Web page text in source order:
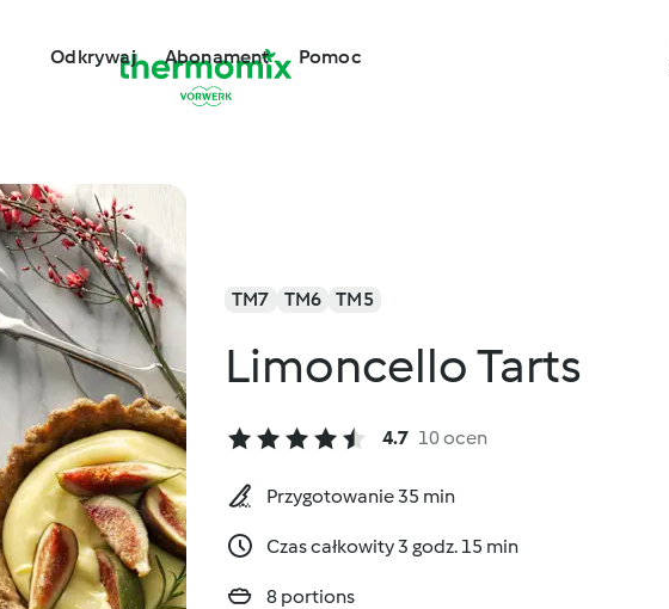
Odkrywaj Abonament Pomoc
TM7 TM6 TM5
Limoncello Tarts
4.7 10 ocen
Przygotowanie 35 min
Czas całkowity 3 godz. 15 min
8 portions